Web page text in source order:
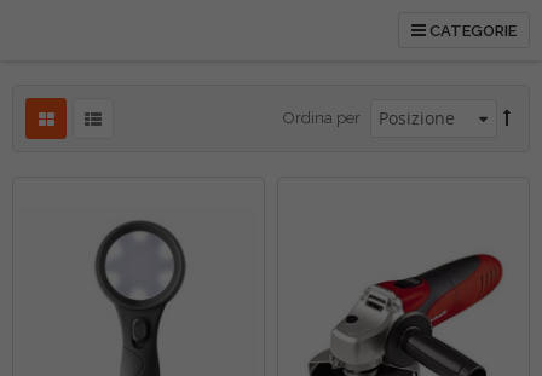
CATEGORIE
Ordina per